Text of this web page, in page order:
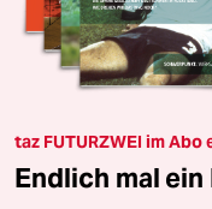
taz FUTURZWEI im Abo
Endlich mal